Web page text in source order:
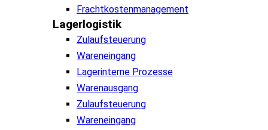
Frachtkostenmanagement
Lagerlogistik
Zulaufsteuerung
Wareneingang
Lagerinterne Prozesse
Warenausgang
Zulaufsteuerung
Wareneingang